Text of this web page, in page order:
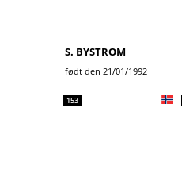
S. BYSTROM
født den 21/01/1992
153